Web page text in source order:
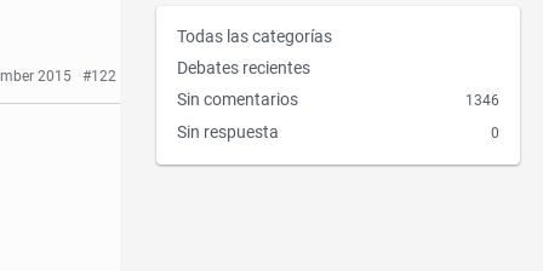
2015 #122
E
n
a
c
e
Todas las categorías
Debates recientes
Sin comentarios
1346
Sin respuesta 0